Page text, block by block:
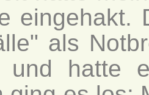
eingehakt.
als
und hatte